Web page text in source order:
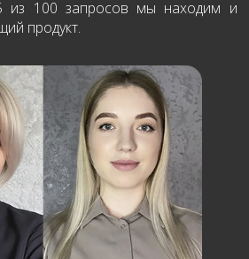
из 100 запросов мы находим и
продукт.